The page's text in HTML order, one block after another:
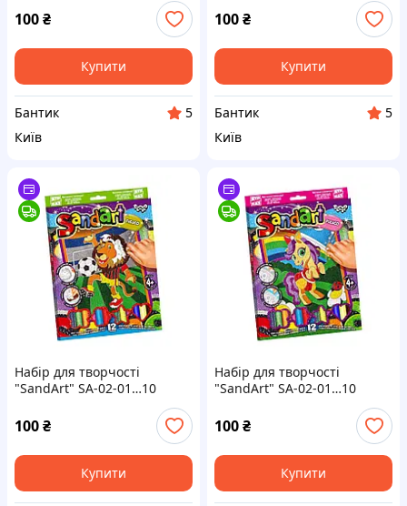
100₴
Купити
Бантик
5
Київ
100₴
Купити
Бантик
5
Київ
Набір для творчості
"SandArt" SA-02-01…10
100₴
Купити
Набір для творчості
"SandArt" SA-02-01…10
веселкою
100₴
Купити